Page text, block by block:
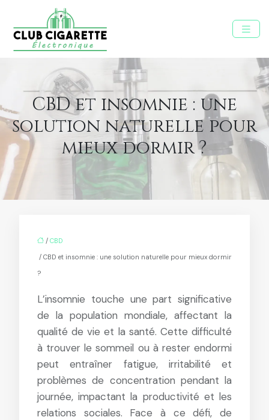
CBD et insomnie : une
solution naturelle pour
mieux dormir ?
/ CBD
/ CBD et insomnie : une solution naturelle pour mieux dormir
?
L’insomnie touche une part significative
de la population mondiale, affectant la
qualité de vie et la santé. Cette difficulté
à trouver le sommeil ou à rester endormi
peut entraîner fatigue, irritabilité et
problèmes de concentration pendant la
journée, impactant la productivité et les
relations sociales. Face à ce défi, de